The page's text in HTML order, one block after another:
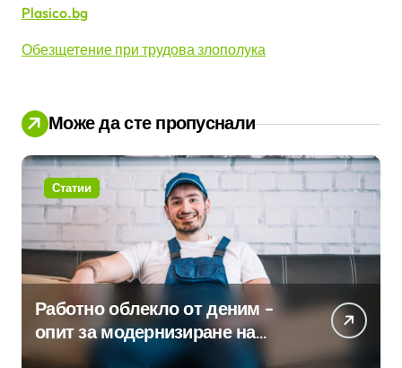
Plasico.bg
Обезщетение при трудова злополука
Може да сте пропуснали
Статии
Работно облекло от деним –
опит за модернизиране на
традицията